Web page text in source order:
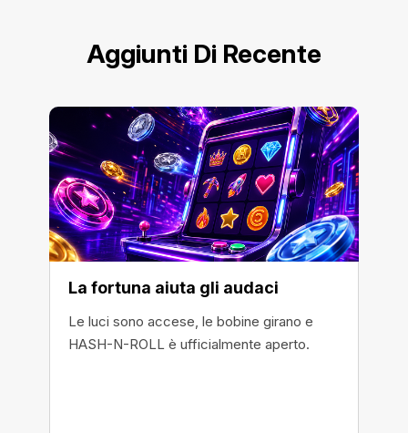
Aggiunti Di Recente
La fortuna aiuta gli audaci
Le luci sono accese, le bobine girano e
HASH-N-ROLL è ufficialmente aperto.